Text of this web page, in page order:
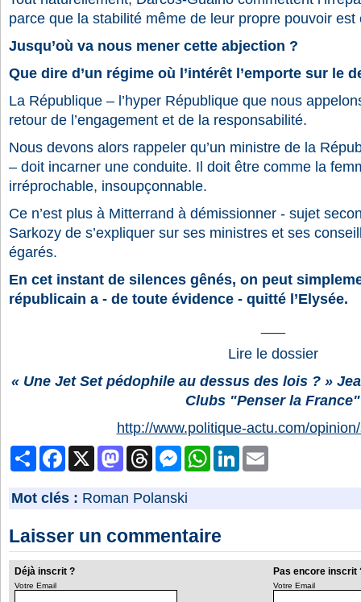
parce que la stabilité même de leur propre pouvoir est
Jusqu’où va nous mener cette abjection ?
Que dire d’un régime où l’intérêt l’emporte sur le
La République – l’hyper République que nous
retour de l’engagement et de la responsabilité.
Nous devons alors rappeler qu’un ministre de la
– doit incarner une conduite. Il doit être comme la
irréprochable, insoupçonnable.
Ce n’est plus à Mitterrand à démissionner - sujet
Sarkozy de s’expliquer sur ses ministres et ses
égarés.
En cet instant de silences gênés, on peut
républicain a - de toute évidence - quitté l’Elysée.
Lire le dossier
« Une Jet Set pédophile au dessus des lois ? »
Clubs "Penser la France"
http://www.politique-actu.com/
PartagerFacebook MastodonThreads MessengerWhatsAppLinkedIn
Mot clés : Roman Polanski
Laisser un commentaire
Déjà inscrit ? Pas encore inscrit
Votre Email Votre Email